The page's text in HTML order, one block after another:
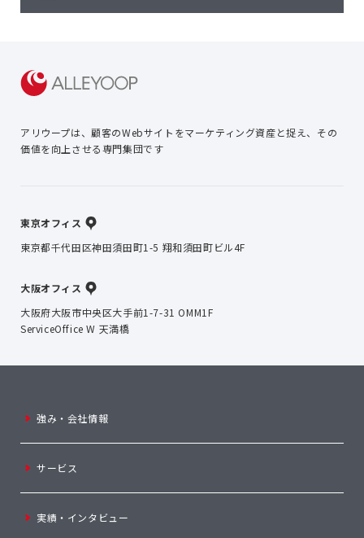
アリウープは、顧客のWebサイトをマーケティング資産と捉え、 その
価値を向上させる専門集団です
東京オフィス
東京都千代田区神田須田町1-5 翔和須田町ビル4F
大阪オフィス
大阪府大阪市中央区大手前1-7-31 OMM1F
ServiceOffice W 天満橋
強み・会社情報
サービス
実績・インタビュー